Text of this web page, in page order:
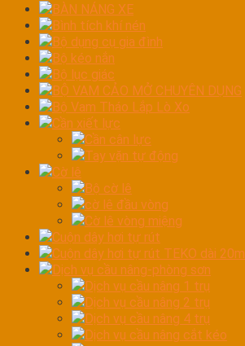
BÀN NÁNG XE
Bình tích khí nén
Bộ dụng cụ gia đình
Bộ kéo nắn
Bộ lục giác
BỘ VAM CẢO MỞ CHUYÊN DỤNG
Bộ Vam Tháo Lắp Lò Xo
Cần xiết lực
Cần cân lực
Tay vặn tự động
Cờ lê
Bộ cờ lê
cờ lê đầu vòng
Cờ lê vòng miệng
Cuộn dây hơi tự rút
Cuộn dây hơi tự rút TEKO dài 20m
Dịch vụ cầu nâng-phòng sơn
Dịch vụ cầu nâng 1 trụ
Dịch vụ cầu nâng 2 trụ
Dịch vụ cầu nâng 4 trụ
Dịch vụ cầu nâng cắt kéo